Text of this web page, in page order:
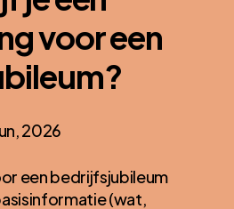
voor een
2026
een bedrijfsjubileum
(wat,